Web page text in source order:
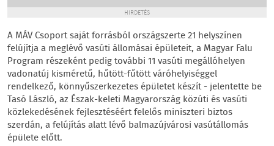
HIRDETÉS
A MÁV Csoport saját forrásból országszerte 21 helyszínen
felújítja a meglévő vasúti állomásai épületeit, a Magyar Falu
Program részeként pedig további 11 vasúti megállóhelyen
vadonatúj kisméretű, hűtött-fűtött váróhelyiséggel
rendelkező, könnyűszerkezetes épületet készít - jelentette be
Tasó László, az Észak-keleti Magyarország közúti és vasúti
közlekedésének fejlesztéséért felelős miniszteri biztos
szerdán, a felújítás alatt lévő balmazújvárosi vasútállomás
épülete előtt.